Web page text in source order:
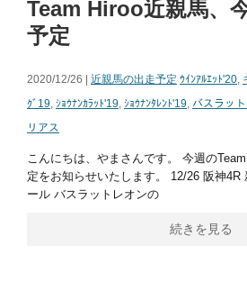
Team Hiroo近親馬、
予定
2020/12/26 | 近親馬の出走予定 ｳｲﾝｱﾙｴｯﾄ'20
ｸﾞ19 ｼｮｳﾅﾝｶﾗｯﾄ'19 ｼｮｳﾅﾝﾀﾚﾝﾄ'19 バスラッ
リアス
こんにちは、やまさんです。 今週の
定をお知らせいたします。 12/26 阪神4R
ール バスラットレオンの
続きを見る